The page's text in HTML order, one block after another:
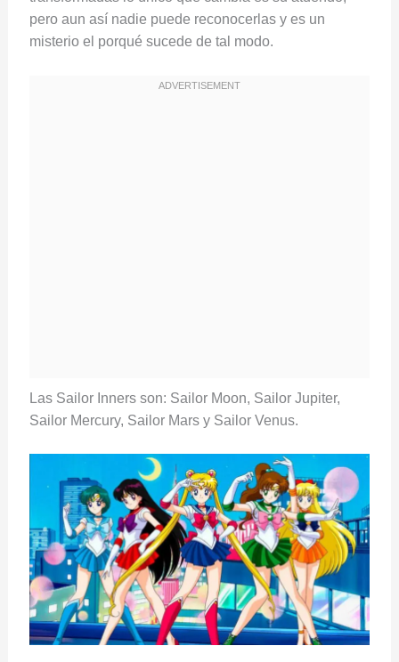
pero aun así nadie puede reconocerlas y es un
misterio el porqué sucede de tal modo.
Las Sailor Inners son: Sailor Moon, Sailor Jupiter,
Sailor Mercury, Sailor Mars y Sailor Venus.